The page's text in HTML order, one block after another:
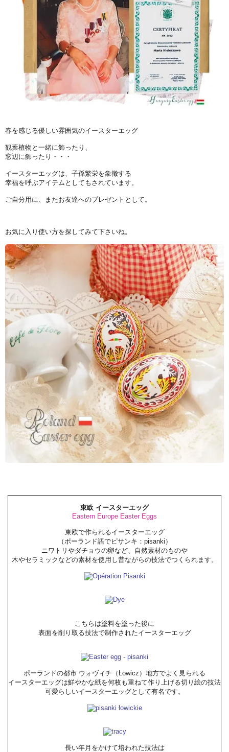
春を感じる優しい雰囲気のイースターエッグ
観葉植物と一緒に飾ったり、
窓辺に飾ったり・・・
イースターエッグは、子孫繁栄を象徴する
幸福を呼ぶアイテムとしてもされています。
ご自分用に、またお友達へのプレゼントとして。
お気に入り使い方を探してみて下さいね。
東欧 イースターエッグ
Eastern Europe Easter Eggs
東欧で作られるイースターエッグ
（ポーランド語でピサンキ：pisanki）
ニワトリやダチョウの卵など、自然素材のものや
木やセラミックなどの素材を使用し昔ながらの技法でつくられます。
こちらは塗料を塗った後に
表面を削り取る技法で制作されたイースターエッグ
ポーランドの都市 ウォヴィチ（Łowicz）地方でよく見られる
イースターエッグは鮮やかな紙を何枚も重ねて作り上げる切り絵の技法
可愛らしいイースターエッグとして有名です。
長い年月をかけて培われた技法は